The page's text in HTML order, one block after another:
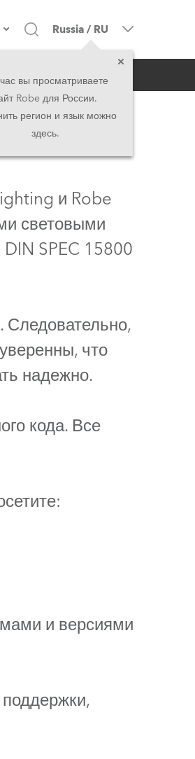
офис
офис
East
Pacific
представители
Russia / RU
вы просматриваете
Robe для России.
регион и язык можно
здесь.
и Robe
световыми
SPEC 15800
Следовательно,
что
надежно.
кода. Все
и версиями